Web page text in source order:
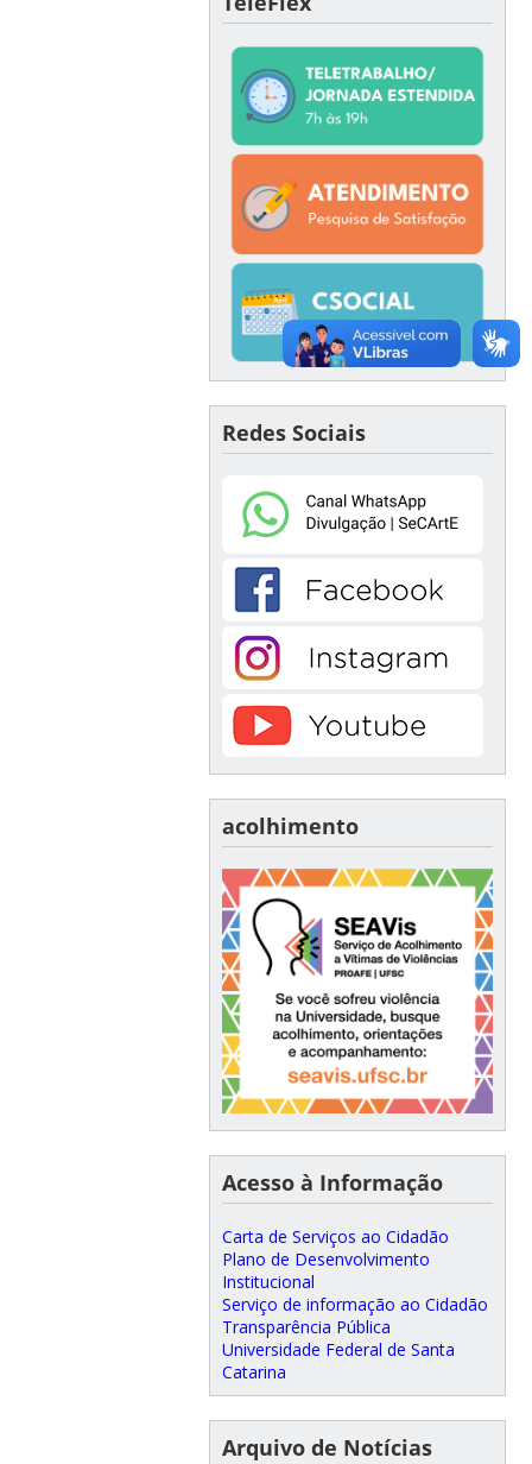
Redes Sociais
acolhimento
Acesso à Informação
Carta de Serviços ao Cidadão
Plano de Desenvolvimento
Institucional
Serviço de informação ao Cidadão
Transparência Pública
Universidade Federal de Santa
Catarina
Arquivo de Notícias